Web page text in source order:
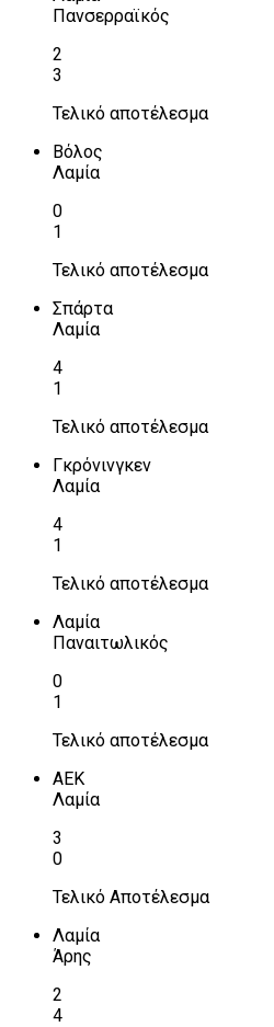
Πανσερραϊκός
2
3
Τελικό αποτέλεσμα
Βόλος
Λαμία
0
1
Τελικό αποτέλεσμα
Σπάρτα
Λαμία
4
1
Τελικό αποτέλεσμα
Γκρόνινγκεν
Λαμία
4
1
Τελικό αποτέλεσμα
Λαμία
Παναιτωλικός
0
1
Τελικό αποτέλεσμα
ΑΕΚ
Λαμία
3
0
Τελικό Αποτέλεσμα
Λαμία
Άρης
2
4